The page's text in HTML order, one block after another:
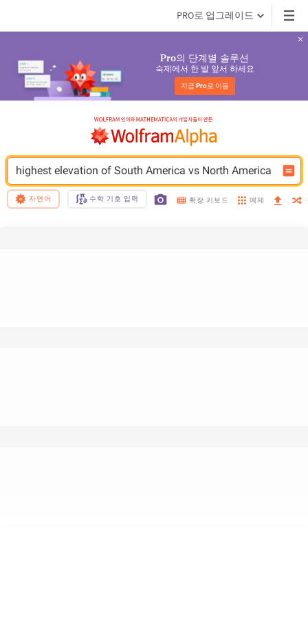
PRO로 업그레이드
Pro의 단계별 솔루션
숙제에서 한 발 앞서 하세요
지금 Pro로 이동
highest elevation of South America vs North America
자연어 수학 기호 입력 확장 키보드 예제